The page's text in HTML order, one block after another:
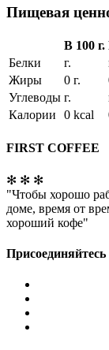
Пищевая
В 100 г.
Белки
г.
Жиры
0 г.
Углеводы г.
Калории
0 kcal
FIRST COFFEE
✻ ✻ ✻
"Чтобы хорошо
доме, время от
хороший кофе"
Присоединяйтесь